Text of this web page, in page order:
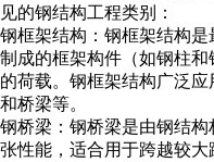
见的钢结构工程类别：
钢框架结构：钢框架结构
制成的框架构件（如钢柱
的荷载。钢框架结构广泛
和桥梁等。
钢桥梁：钢桥梁是由钢结
张性能，适合用于跨越较